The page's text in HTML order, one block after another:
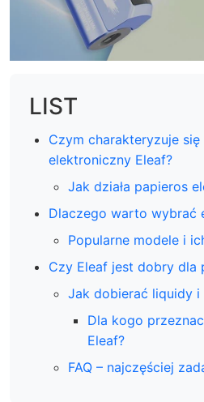
LIST
Czym charakteryzuje
elektroniczny Eleaf?
Jak działa papieros
Dlaczego warto wybrać
Popularne modele i
Czy Eleaf jest dobry dla
Jak dobierać liquidy i
Dla kogo
Eleaf?
FAQ – najczęściej